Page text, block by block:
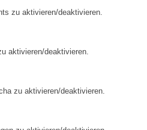
zu aktivieren/deaktivieren.
aktivieren/deaktivieren.
zu aktivieren/deaktivieren.